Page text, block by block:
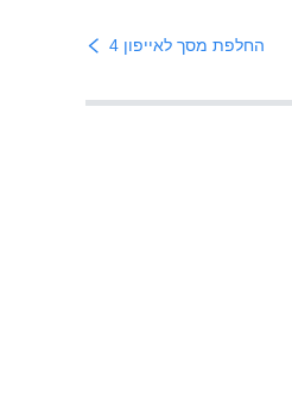
החלפת מסך לאייפון 4